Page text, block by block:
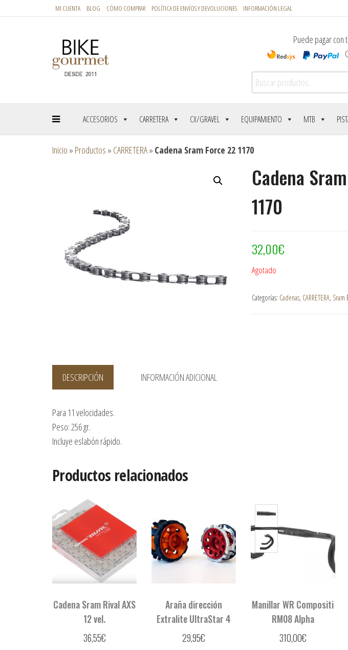
MI CUENTA BLOG CÓMO COMPRAR POLÍTICA DE ENVÍOS Y DEVOLUCIONES INFORMACIÓN LEGAL
Puede pagar con
ACCESORIOS CARRETERA CX/GRAVEL EQUIPAMIENTO MTB
Inicio » Productos » CARRETERA» Cadena Sram Force 22 1170
Cadena
1170
32,00€
Agotado
Categorías: Cadenas, CARRETERA, Sram
DESCRIPCIÓN INFORMACIÓN ADICIONAL
Para 11 velocidades.
Peso: 256 gr.
Incluye eslabón rápido.
Productos relacionados
Cadena Sram Rival AXS
12 vel.
36,55€
Araña dirección
Extralite UltraStar 4
29,95€
Manillar WR Compositi
RM08 Alpha
310,00€